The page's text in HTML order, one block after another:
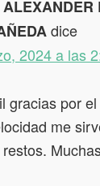
dice
2024 a las
gracias por el
me